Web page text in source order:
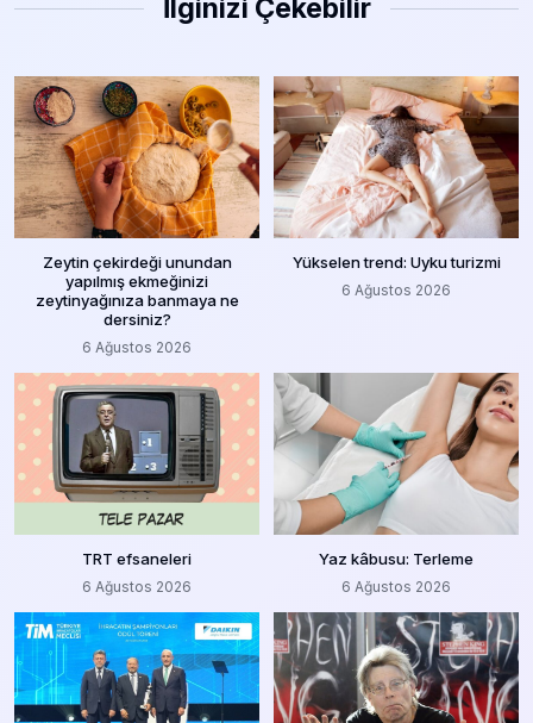
İlginizi Çekebilir
Zeytin çekirdeği unundan
yapılmış ekmeğinizi
zeytinyağınıza banmaya ne
dersiniz?
6 Ağustos 2026
Yükselen trend: Uyku turizmi
6 Ağustos 2026
TRT efsaneleri
6 Ağustos 2026
Yaz kâbusu: Terleme
6 Ağustos 2026